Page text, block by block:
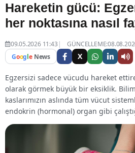
Hareketin gücü:
her noktasına nasıl
09.05.2026 11:43
Google News X
Egzersizi sadece vücudu hareket
olarak görmek büyük bir eksiklik.
kaslarımızın aslında tüm vücut
endokrin (hormonal) organ gibi